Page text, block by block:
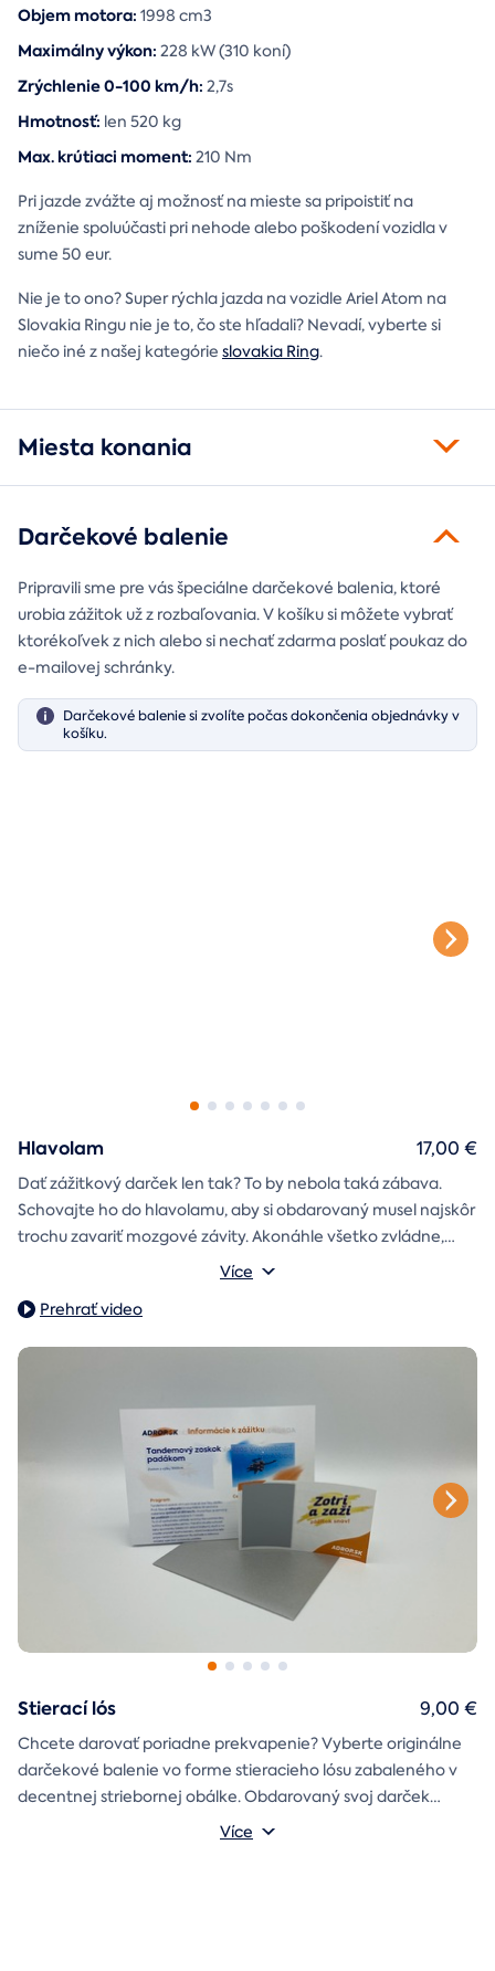
Objem motora: 1998 cm3
Maximálny výkon: 228 kW (310 koní)
Zrýchlenie 0-100 km/h: 2,7s
Hmotnosť: len 520 kg
Max. krútiaci moment: 210 Nm
Pri jazde zvážte aj možnosť na mieste sa pripoistiť na
zníženie spoluúčasti pri nehode alebo poškodení vozidla v
sume 50 eur.
Nie je to ono? Super rýchla jazda na vozidle Ariel Atom na
Slovakia Ringu nie je to, čo ste hľadali? Nevadí, vyberte si
niečo iné z našej kategórie slovakia Ring.
Miesta konania
Darčekové balenie
Pripravili sme pre vás špeciálne darčekové balenia, ktoré
urobia zážitok už z rozbaľovania. V košíku si môžete vybrať
ktorékoľvek z nich alebo si nechať zdarma poslať poukaz do
e-mailovej schránky.
Darčekové balenie si zvolíte počas dokončenia objednávky v
košíku.
Hlavolam
Dať zážitkový darček len tak? To by nebola taká zábava.
Schovajte ho do hlavolamu, aby si obdarovaný musel najskôr
trochu zavariť mozgové závity. Akonáhle všetko zvládne,
objaví poukaz na zážitok i s vašim venováním.
Vonkajšie rozmery: 15,5 × 8,5 × 5 cm
Více
17,00 €
Prehrať video
Stierací lós
Chcete darovať poriadne prekvapenie? Vyberte originálne
darčekové balenie vo forme stieracieho lósu zabaleného v
decentnej striebornej obálke. Obdarovaný svoj darček
objaví až po chvíľke napätia počas stierania. Jedno je isté, u
Více
9,00 €